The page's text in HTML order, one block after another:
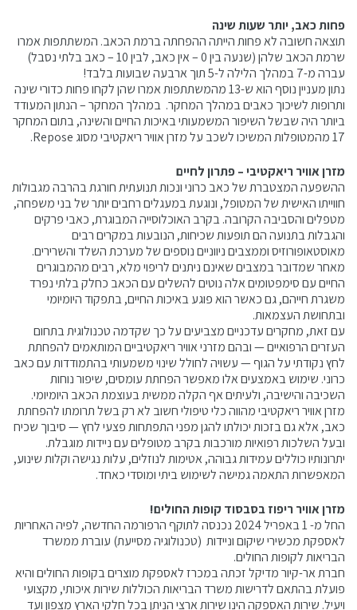
פחות כאב, יותר שעות שינה
תוצאה חשובה לא פחות הייתה ההפחתה ברמת הכאב. המשתתפות אמרו
שרמת הכאב שלהן (שנעה בין 0 – אין כאב, לבין 10 – כאב בלתי נסבל)
עברה מ-7 במהלך הלילה ל-5 תוך ארבעה שבועות בלבד!
נתון מעניין נוסף הוא ש-13 מהמשתתפות אמרו שהן לקחו פחות כדורי שינה
ותרופות לשיכוך כאבים במהלך המחקר. במהלך המחקר – הנתון המעודד
ביותר היה שבשל השיפור המשמעותי באיכות החיים והשינה, בתום המחקר
17 מהמטופלות המשיכו לשכב על מזרן אוויר ריאקטיבי מסוג Repose.
מזרן אוויר ריאקטיבי – פתרון לחיים
ההשפעה המצטברת של כאב כרוני ונכות תנועתית חורגת בהרבה מגבולות
חווייתו האישית של המטופל, ונוגעת במעגלים רחבים יותר של בני משפחה,
מטפלים והסביבה הקרובה. בקרב האוכלוסייה המבוגרת, כאבי פרקים
והגבלות בתנועה הם תופעות שכיחות, הנובעות במקרים רבים
מאוסטאופורוזיס וממצבים ניווניים נוספים של מערכת השלד והשרירים.
מאחר שמדובר במצבים שאינם ניתנים לריפוי מלא, רבים מהמבוגרים
החיים עם סימפטומים אלה נוטים להשלים עם הכאב כחלק בלתי נפרד
משגרת חייהם, גם כאשר הוא פוגע באיכות החיים, בתפקוד היומיומי
ובתחושת העצמאות.
עם זאת, מחקרים עדכניים מצביעים על כך שקדמה טכנולוגית בתחום
העזרים הרפואיים — ובהם מזרני אוויר ריאקטיביים המותאמים להפחתת
לחץ נקודתי על הגוף — עשויה לחולל שינוי משמעותי בהתמודדות עם כאב
כרוני. שימוש באמצעים אלו מאפשר הפחתת עומסים, שיפור נוחות
השכיבה והישיבה, ולעיתים אף הקלה ממשית בעוצמת הכאב היומיומי.
מזרן אוויר ריאקטיבי מהווה כלי טיפולי חשוב לא רק בשל תרומתו להפחתת
כאב, אלא גם בזכות יכולתו להגן מפני התפתחות פצעי לחץ — סיבוך שכיח
ובעל השלכות רפואיות מורכבות בקרב מטופלים עם ניידות מוגבלת.
יתרונותיו כוללים עמידות גבוהה, אטימות לנוזלים, עלות נגישה וקלות שינוע,
המאפשרות התאמה גמישה לשימוש ביתי ומוסדי כאחד.
מזרן אוויר ריפוז בסבסוד קופות החולים!
החל מ- 1 באפריל 2024 נכנסה לתוקף הרפורמה החדשה, לפיה האחריות
לאספקת מכשירי שיקום וניידות (טכנולוגיה מסייעת) עוברת ממשרד
הבריאות לקופות החולים.
חברת אר-קיור מדיקל זכתה במכרז לאספקת מוצרים בקופות החולים והיא
פועלת בהתאם לדרישות משרד הבריאות הכוללות שירות איכותי, מקצועי
ויעיל. שירות האספקה הינו שירות ארצי הניתן בכל חלקי הארץ מצפון ועד